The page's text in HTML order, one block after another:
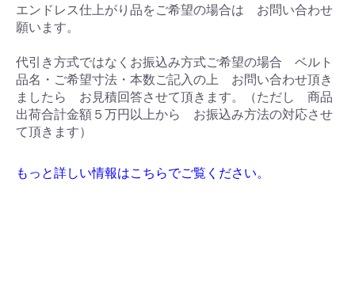
エンドレス仕上がり品をご希望の場合は お問い合わせ
願います。
代引き方式ではなくお振込み方式ご希望の場合 ベルト
品名・ご希望寸法・本数ご記入の上 お問い合わせ頂き
ましたら お見積回答させて頂きます。（ただし 商品
出荷合計金額５万円以上から お振込み方法の対応させ
て頂きます）
もっと詳しい情報はこちらでご覧ください。